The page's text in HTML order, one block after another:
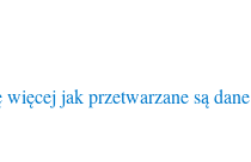
jak przetwarzane są